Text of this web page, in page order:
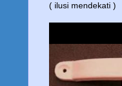
( ilusi mendekati )